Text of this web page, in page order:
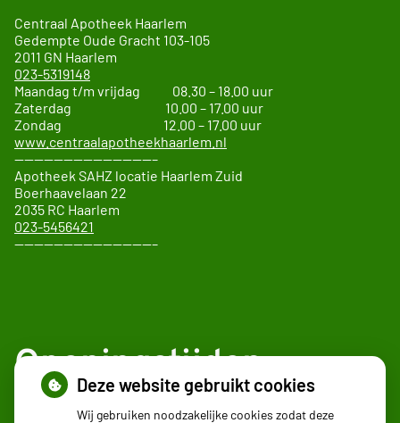
Centraal Apotheek Haarlem
Gedempte Oude Gracht 103-105
2011 GN Haarlem
023-5319148
Maandag t/m vrijdag 08.30 – 18.00 uur
Zaterdag 10.00 – 17.00 uur
Zondag 12.00 – 17.00 uur
www.centraalapotheekhaarlem.nl
——————————————–
Apotheek SAHZ locatie Haarlem Zuid
Boerhaavelaan 22
2035 RC Haarlem
023-5456421
——————————————–
Openingstijden
08.30 - 17:30
Deze website gebruikt cookies
Wij gebruiken noodzakelijke cookies zodat deze